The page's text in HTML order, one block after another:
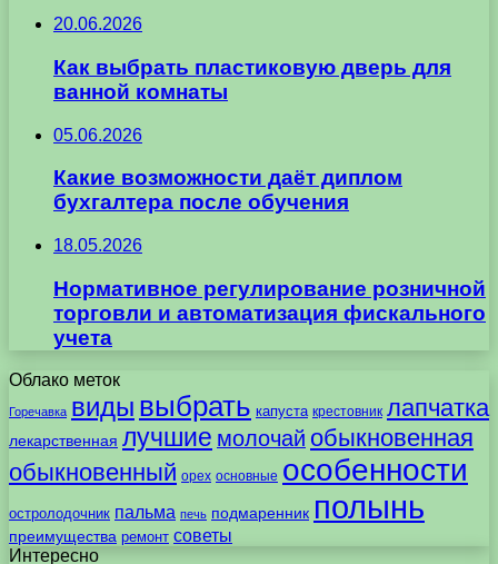
20.06.2026
Как выбрать пластиковую дверь для
ванной комнаты
05.06.2026
Какие возможности даёт диплом
бухгалтера после обучения
18.05.2026
Нормативное регулирование розничной
торговли и автоматизация фискального
учета
Облако меток
Горечавка виды выбрать капуста крестовник лапчатка
лекарственная лучшие молочай обыкновенная
обыкновенный орех основные особенности
остролодочник пальма печь подмаренник полынь
преимущества ремонт советы
Интересно